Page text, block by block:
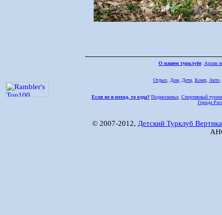
О нашем турклубе: Архив
Отдых, Дом, Дети, Комп, Авто,
Если не в поход, то куда? Подмосковье, Спортивный
Города
© 2007-2012, Детский Турклуб